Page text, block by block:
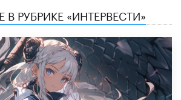
В РУБРИКЕ «ИНТЕРВЕСТИ»